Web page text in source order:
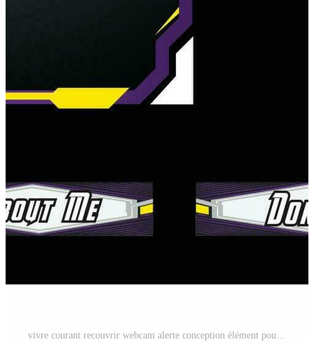
vivre courant recouvrir webcam alerte conception élément pour vivre courant Vecteur Pro et SVG Pro